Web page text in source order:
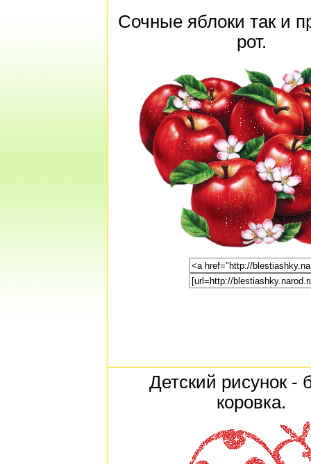
Сочные яблоки так и
рот.
Детский рисунок -
коровка.